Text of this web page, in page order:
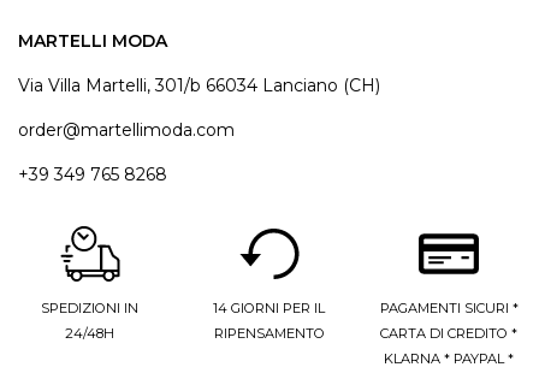
MARTELLI MODA
Via Villa Martelli, 301/b 66034 Lanciano (CH)
order@martellimoda.com
+39 349 765 8268
SPEDIZIONI IN
24/48H
14 GIORNI PER IL
RIPENSAMENTO
PAGAMENTI SICURI *
CARTA DI CREDITO *
KLARNA * PAYPAL *